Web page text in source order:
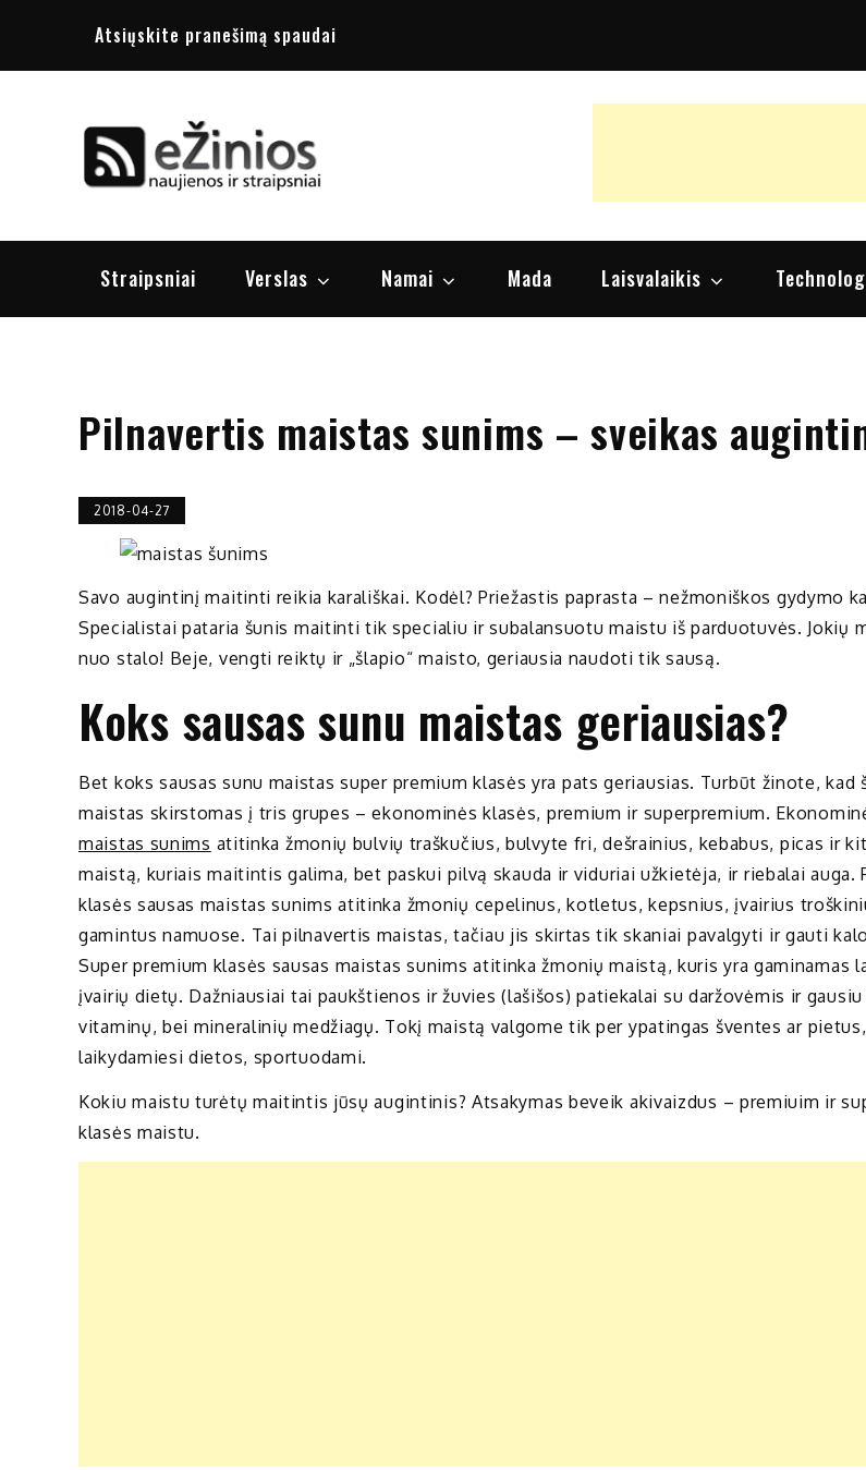
Atsiųskite pranešimą spaudai
Straipsniai Verslas Namai Mada Laisvalaikis
Pilnavertis maistas sunims – sveikas
2018-04-27
Savo augintinį maitinti reikia karališkai. Kodėl? Priežastis paprasta – nežmoniškos gydymo
Specialistai pataria šunis maitinti tik specialiu ir subalansuotu maistu iš parduotuvės. Jokių
nuo stalo! Beje, vengti reiktų ir „šlapio“ maisto, geriausia naudoti tik sausą.
Koks sausas sunu maistas geriausias?
Bet koks sausas sunu maistas super premium klasės yra pats geriausias. Turbūt žinote, kad
maistas skirstomas į tris grupes – ekonominės klasės, premium ir superpremium.
maistas sunims atitinka žmonių bulvių traškučius, bulvyte fri, dešrainius, kebabus, picas ir
maistą, kuriais maitintis galima, bet paskui pilvą skauda ir viduriai užkietėja, ir riebalai auga.
klasės sausas maistas sunims atitinka žmonių cepelinus, kotletus, kepsnius, įvairius
gamintus namuose. Tai pilnavertis maistas, tačiau jis skirtas tik skaniai pavalgyti ir gauti
Super premium klasės sausas maistas sunims atitinka žmonių maistą, kuris yra gaminamas
įvairių dietų. Dažniausiai tai paukštienos ir žuvies (lašišos) patiekalai su daržovėmis ir
vitaminų, bei mineralinių medžiagų. Tokį maistą valgome tik per ypatingas šventes ar
laikydamiesi dietos, sportuodami.
Kokiu maistu turėtų maitintis jūsų augintinis? Atsakymas beveik akivaizdus – premiuim ir
klasės maistu.